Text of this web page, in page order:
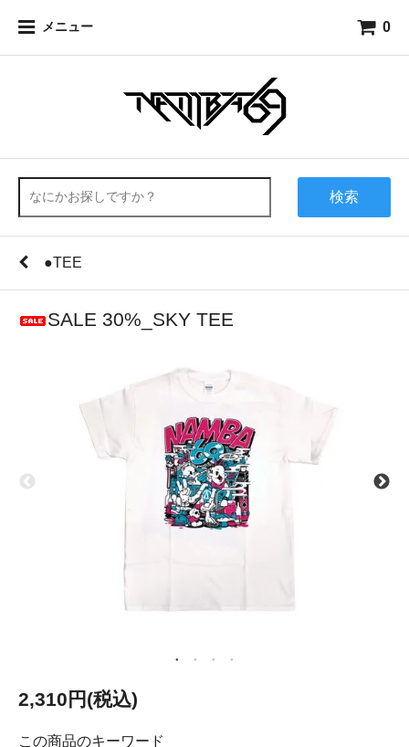
メニュー 0
検索
●TEE
SALE 30%_SKY TEE
2,310円(税込)
この商品のキーワード